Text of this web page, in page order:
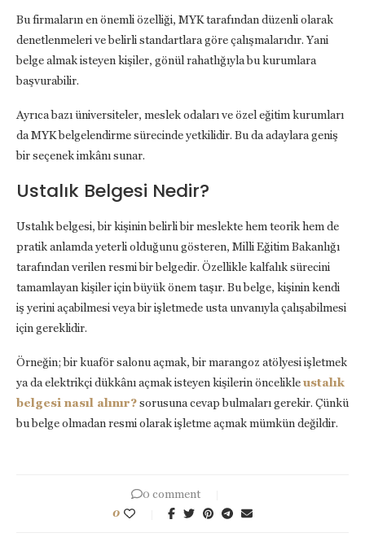
Bu firmaların en önemli özelliği, MYK tarafından düzenli olarak
denetlenmeleri ve belirli standartlara göre çalışmalarıdır. Yani
belge almak isteyen kişiler, gönül rahatlığıyla bu kurumlara
başvurabilir.
Ayrıca bazı üniversiteler, meslek odaları ve özel eğitim kurumları
da MYK belgelendirme sürecinde yetkilidir. Bu da adaylara geniş
bir seçenek imkânı sunar.
Ustalık Belgesi Nedir?
Ustalık belgesi, bir kişinin belirli bir meslekte hem teorik hem de
pratik anlamda yeterli olduğunu gösteren, Milli Eğitim Bakanlığı
tarafından verilen resmi bir belgedir. Özellikle kalfalık sürecini
tamamlayan kişiler için büyük önem taşır. Bu belge, kişinin kendi
iş yerini açabilmesi veya bir işletmede usta unvanıyla çalışabilmesi
için gereklidir.
Örneğin; bir kuaför salonu açmak, bir marangoz atölyesi işletmek
ya da elektrikçi dükkânı açmak isteyen kişilerin öncelikleustalık
belgesi nasıl alınır?sorusuna cevap bulmaları gerekir. Çünkü
bu belge olmadan resmi olarak işletme açmak mümkün değildir.
0 comment
0